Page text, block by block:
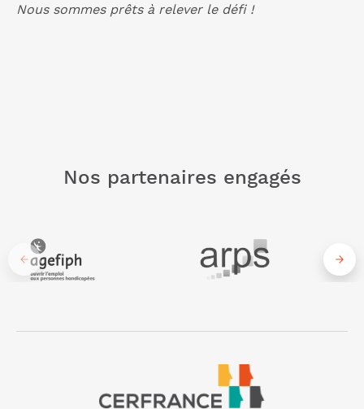
Nous sommes prêts à relever le défi !
Nos partenaires engagés